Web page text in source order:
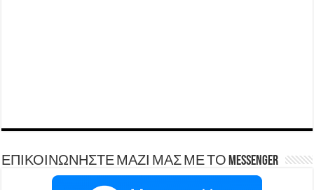
ΕΠΙΚΟΙΝΩΝΗΣΤΕ ΜΑΖΙ ΜΑΣ ΜΕ ΤΟ Messenger